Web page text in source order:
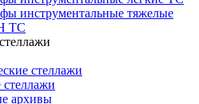
инструментальные тяжелые
TC
стеллажи
архивы